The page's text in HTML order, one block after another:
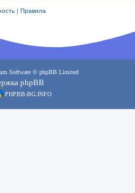
| Правила
Software © phpBB Limited
phpBB
PHPBB-BG.INFO